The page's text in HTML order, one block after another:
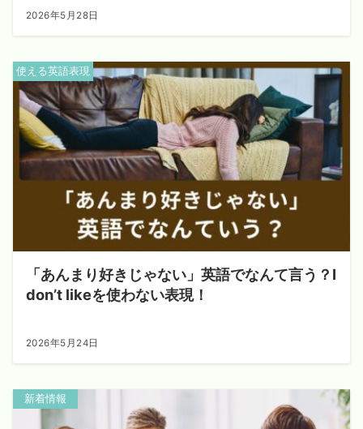
2026年5月28日
使える英語表現
「あんまり好きじゃない」英語でなんて言う？I
don’t likeを使わない表現！
2026年5月24日
新着情報